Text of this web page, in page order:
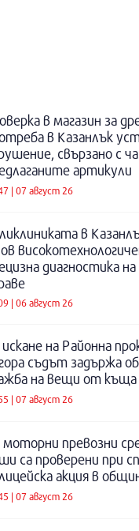
в магазин за
в Казанлък
свързано с
артикули
| 07 август 26
в
диагностика
| 06 август 26
на Районна
съдът задържа
на вещи от
| 07 август 26
моторни превозни
са проверени при
акция в
| 07 август 26